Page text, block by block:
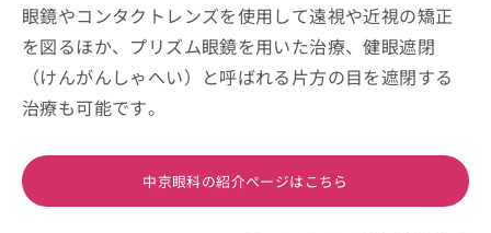
眼鏡やコンタクトレンズを使用して遠視や近視の矯正
を図るほか、プリズム眼鏡を用いた治療、健眼遮閉
（けんがんしゃへい）と呼ばれる片方の目を遮閉する
治療も可能です。
中京眼科の紹介ページはこちら